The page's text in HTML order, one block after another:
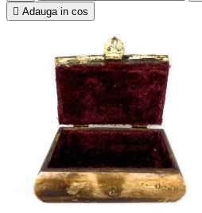
 Adauga in cos